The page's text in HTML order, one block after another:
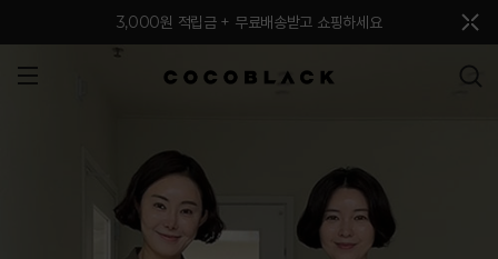
3,000원 적립금 + 무료배송받고 쇼핑하세요